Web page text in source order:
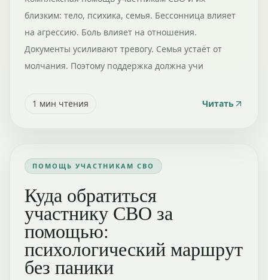
близким: тело, психика, семья. Бессонница влияет
на агрессию. Боль влияет на отношения.
Документы усиливают тревогу. Семья устаёт от
молчания. Поэтому поддержка должна учи
1 мин чтения Читать
ПОМОЩЬ УЧАСТНИКАМ СВО
Куда обратиться
участнику СВО за
помощью:
психологический маршрут
без паники